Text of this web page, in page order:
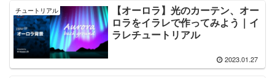
チュートリアル
【オーロラ】光のカーテン、オー
ロラをイラレで作ってみよう｜イ
ラレチュートリアル
2023.01.27